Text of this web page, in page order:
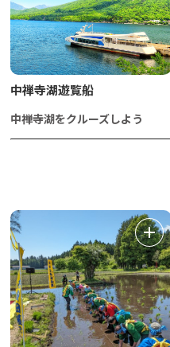
中禅寺湖遊覧船
中禅寺湖をクルーズしよう